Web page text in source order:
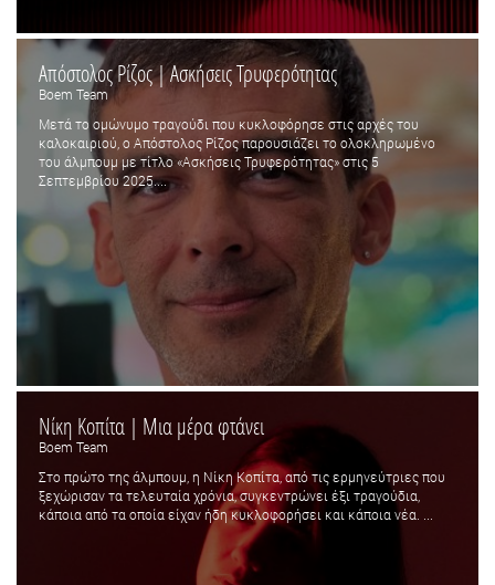
Απόστολος Ρίζος | Ασκήσεις Τρυφερότητας
Boem Team
Μετά το ομώνυμο τραγούδι που κυκλοφόρησε στις αρχές του
καλοκαιριού, ο Απόστολος Ρίζος παρουσιάζει το ολοκληρωμένο
του άλμπουμ με τίτλο «Ασκήσεις Τρυφερότητας» στις 5
Σεπτεμβρίου 2025....
Νίκη Κοπίτα | Μια μέρα φτάνει
Boem Team
Στο πρώτο της άλμπουμ, η Νίκη Κοπίτα, από τις ερμηνεύτριες που
ξεχώρισαν τα τελευταία χρόνια, συγκεντρώνει έξι τραγούδια,
κάποια από τα οποία είχαν ήδη κυκλοφορήσει και κάποια νέα. ...